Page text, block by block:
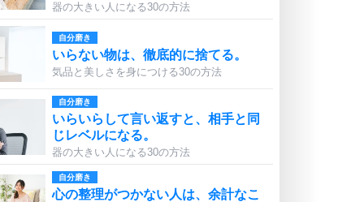
器の大きい人になる30の方法
自分磨き
いらない物は、徹底的に捨てる。
気品と美しさを身につける30の方法
自分磨き
いらいらして言い返すと、相手と同
じレベルになる。
器の大きい人になる30の方法
自分磨き
心の整理がつかない人は、余計なこ